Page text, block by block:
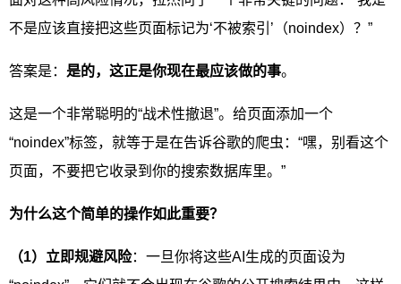
不是应该直接把这些页面标记为‘不被索引’（noindex）？”
答案是： 是的，这正是你现在最应该做的事。
这是一个非常聪明的“战术性撤退”。给页面添加一个
“noindex”标签，就等于是在告诉谷歌的爬虫：“嘿，别看这个
页面，不要把它收录到你的搜索数据库里。”
为什么这个简单的操作如此重要？
（1）立即规避风险：一旦你将这些AI生成的页面设为